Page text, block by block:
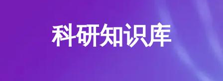
科研知识库